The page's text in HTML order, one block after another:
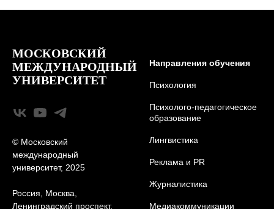
МОСКОВСКИЙ
МЕЖДУНАРОДНЫЙ
УНИВЕРСИТЕТ
© Московский
международный
университет, 2025
Россия, Москва,
Ленинградский проспект,
Направления обучения
Психология
Психолого-педагогическое
образование
Лингвистика
Реклама и PR
Журналистика
Медиакоммуникации